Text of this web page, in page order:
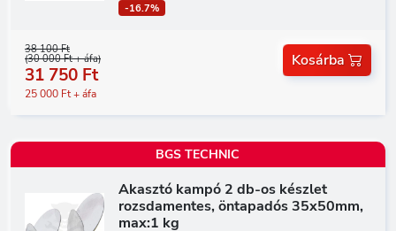
-16.7%
38 100 Ft
(30 000 Ft + áfa)
31 750 Ft
25 000 Ft + áfa
Kosárba
BGS TECHNIC
Akasztó kampó 2 db-os készlet
rozsdamentes, öntapadós 35x50mm,
max:1 kg